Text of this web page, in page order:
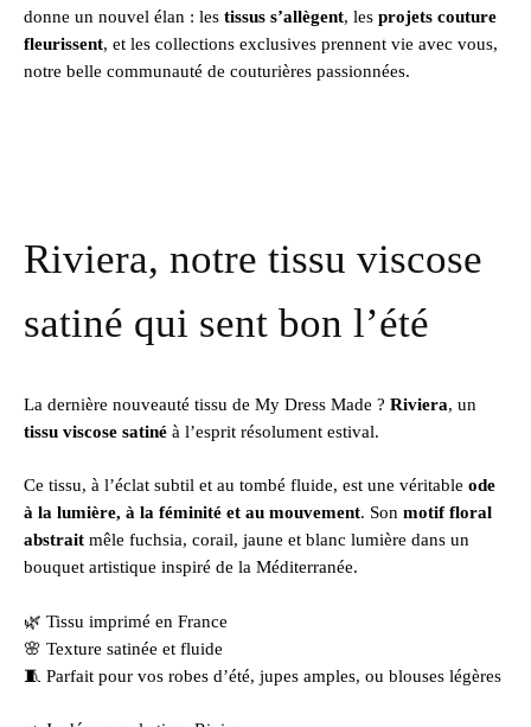
donne un nouvel élan : les tissus s’allègent, les projets couture
fleurissent, et les collections exclusives prennent vie avec vous,
notre belle communauté de couturières passionnées.
Riviera, notre tissu viscose
satiné qui sent bon l’été
La dernière nouveauté tissu de My Dress Made ? Riviera, un
tissu viscose satiné à l’esprit résolument estival.
Ce tissu, à l’éclat subtil et au tombé fluide, est une véritable ode
à la lumière, à la féminité et au mouvement. Son motif floral
abstrait mêle fuchsia, corail, jaune et blanc lumière dans un
bouquet artistique inspiré de la Méditerranée.
🌿 Tissu imprimé en France
🌸 Texture satinée et fluide
🧵 Parfait pour vos robes d’été, jupes amples, ou blouses légères